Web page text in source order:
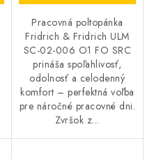
Pracovná poltopánka
Fridrich & Fridrich ULM
SC-02-006 O1 FO SRC
prináša spoľahlivosť,
odolnosť a celodenný
komfort – perfektná voľba
pre náročné pracovné dni.
Zvršok z...